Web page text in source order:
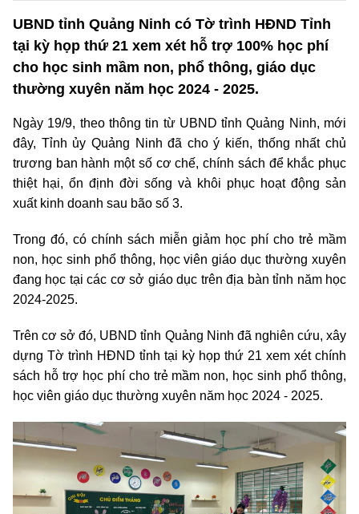
UBND tỉnh Quảng Ninh có Tờ trình HĐND Tỉnh
tại kỳ họp thứ 21 xem xét hỗ trợ 100% học phí
cho học sinh mầm non, phổ thông, giáo dục
thường xuyên năm học 2024 - 2025.
Ngày 19/9, theo thông tin từ UBND tỉnh Quảng Ninh, mới
đây, Tỉnh ủy Quảng Ninh đã cho ý kiến, thống nhất chủ
trương ban hành một số cơ chế, chính sách để khắc phục
thiệt hại, ổn định đời sống và khôi phục hoạt động sản
xuất kinh doanh sau bão số 3.
Trong đó, có chính sách miễn giảm học phí cho trẻ mầm
non, học sinh phổ thông, học viên giáo dục thường xuyên
đang học tại các cơ sở giáo dục trên địa bàn tỉnh năm học
2024-2025.
Trên cơ sở đó, UBND tỉnh Quảng Ninh đã nghiên cứu, xây
dựng Tờ trình HĐND tỉnh tại kỳ họp thứ 21 xem xét chính
sách hỗ trợ học phí cho trẻ mầm non, học sinh phổ thông,
học viên giáo dục thường xuyên năm học 2024 - 2025.